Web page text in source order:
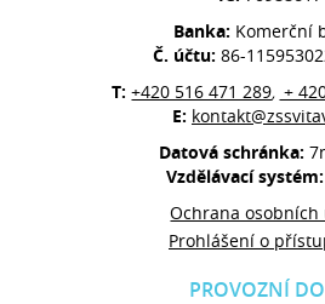
Banka: Komerční
Č. účtu:86-
T:+420 516 471 289, +
E:
Datová schránka:
Vzdělávací systém:
Ochrana osobních
Prohlášení o
PROVOZNÍ